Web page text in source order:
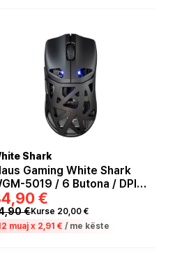
Shark
Gaming White Shark
5019 / 6 Butona / DPI
- 24000 SW /
- e zezë
€
€Kurse 20,00 €
muaj x 2,91 € / me këste